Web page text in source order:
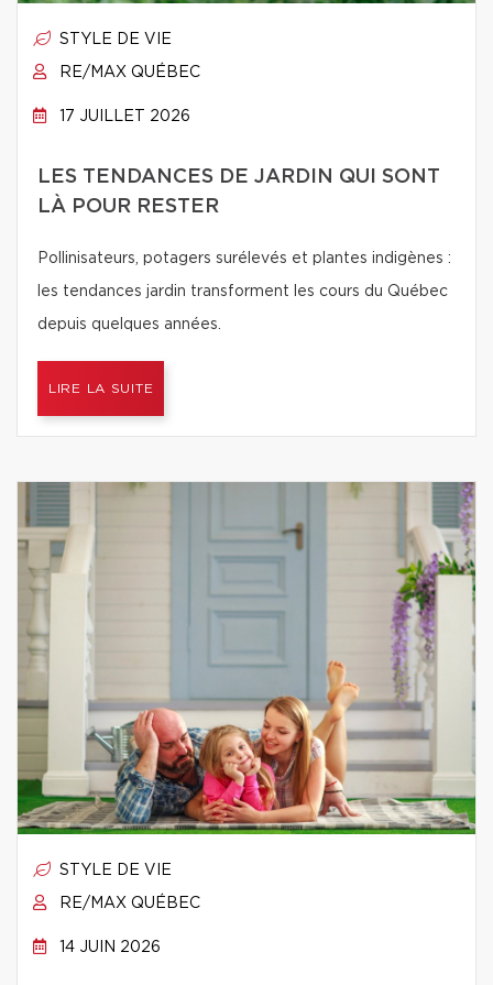
STYLE DE VIE
RE/MAX QUÉBEC
17 JUILLET 2026
LES TENDANCES DE JARDIN QUI SONT
LÀ POUR RESTER
Pollinisateurs, potagers surélevés et plantes indigènes :
les tendances jardin transforment les cours du Québec
depuis quelques années.
LIRE LA SUITE
STYLE DE VIE
RE/MAX QUÉBEC
14 JUIN 2026